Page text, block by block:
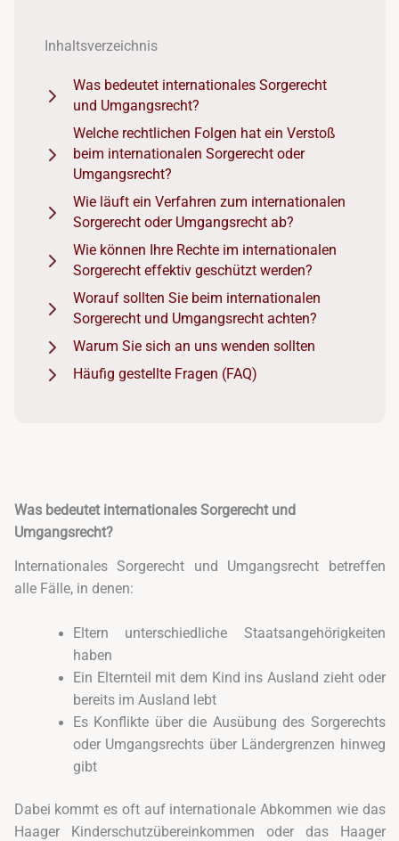
Inhaltsverzeichnis
Was bedeutet internationales Sorgerecht
und Umgangsrecht?
Welche rechtlichen Folgen hat ein Verstoß
beim internationalen Sorgerecht oder
Umgangsrecht?
Wie läuft ein Verfahren zum internationalen
Sorgerecht oder Umgangsrecht ab?
Wie können Ihre Rechte im internationalen
Sorgerecht effektiv geschützt werden?
Worauf sollten Sie beim internationalen
Sorgerecht und Umgangsrecht achten?
Warum Sie sich an uns wenden sollten
Häufig gestellte Fragen (FAQ)
Was bedeutet internationales Sorgerecht und
Umgangsrecht?
Internationales Sorgerecht und Umgangsrecht betreffen
alle Fälle, in denen:
Eltern unterschiedliche Staatsangehörigkeiten
haben
Ein Elternteil mit dem Kind ins Ausland zieht oder
bereits im Ausland lebt
Es Konflikte über die Ausübung des Sorgerechts
oder Umgangsrechts über Ländergrenzen hinweg
gibt
Dabei kommt es oft auf internationale Abkommen wie das
Haager Kinderschutzübereinkommen oder das Haager